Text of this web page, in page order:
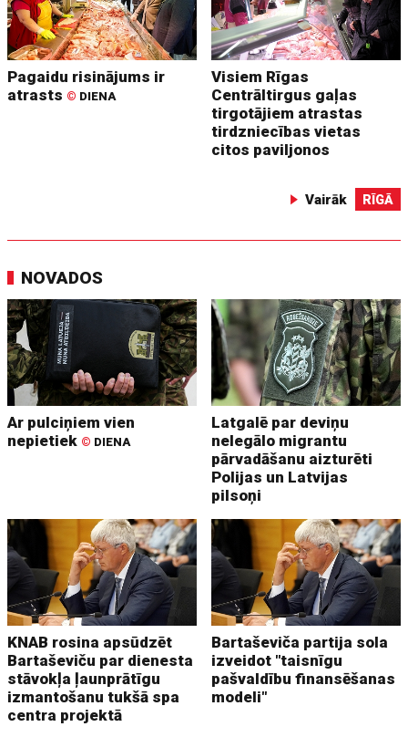
Pagaidu risinājums ir
atrasts © DIENA
Visiem Rīgas
Centrāltirgus gaļas
tirgotājiem atrastas
tirdzniecības vietas
citos paviljonos
Vairāk RĪGĀ
NOVADOS
Ar pulciņiem vien
nepietiek © DIENA
Latgalē par deviņu
nelegālo migrantu
pārvadāšanu aizturēti
Polijas un Latvijas
pilsoņi
KNAB rosina apsūdzēt
Bartaševiču par dienesta
stāvokļa ļaunprātīgu
izmantošanu tukšā spa
centra projektā
Bartaševiča partija sola
izveidot "taisnīgu
pašvaldību finansēšanas
modeli"